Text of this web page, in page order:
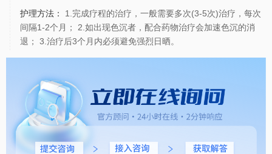
护理方法：
1.完成疗程的治疗，一般需要多次(3-5次)治疗，每次
间隔1-2个月； 2.如出现色沉者，配合药物治疗会加速色沉的消
退； 3.治疗后3个月内必须避免强烈日晒。